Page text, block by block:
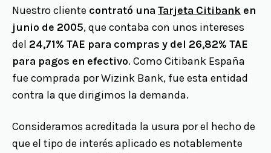
Nuestro cliente contrató una Tarjeta Citibank en
junio de 2005, que contaba con unos intereses
del 24,71% TAE para compras y del 26,82% TAE
para pagos en efectivo. Como Citibank España
fue comprada por Wizink Bank, fue esta entidad
contra la que dirigimos la demanda.
Consideramos acreditada la usura por el hecho de
que el tipo de interés aplicado es notablemente